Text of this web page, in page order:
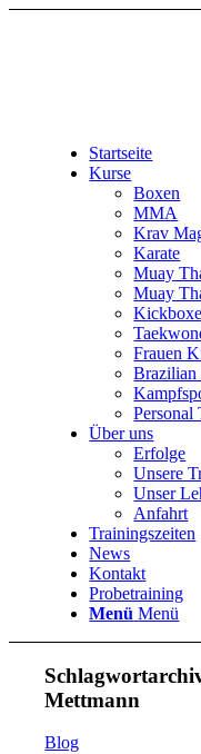
Startseite
Kurse
Boxen
MMA
Krav
Karate
Muay
Muay
Frauen
Brazilian
Personal
Über uns
Erfolge
Unsere
Unser
Anfahrt
Trainingszeiten
News
Kontakt
Probetraining
Menü Menü
Mettmann
Blog